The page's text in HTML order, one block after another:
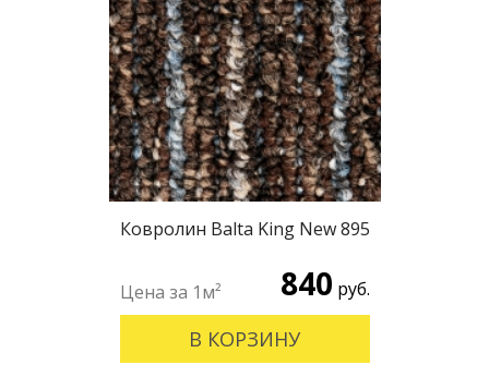
Ковролин Balta King New 895
840 руб.
В КОРЗИНУ